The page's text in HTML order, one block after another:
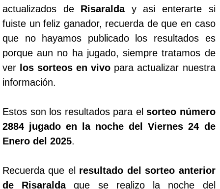
actualizados de Risaralday asi enterarte si
fuiste un feliz ganador, recuerda de que en caso
que no hayamos publicado los resultados es
porque aun no ha jugado, siempre tratamos de
ver los sorteos en vivo para actualizar nuestra
información.
Estos son los resultados para elsorteo número
2884 jugado en la noche del Viernes 24 de
Enero del 2025.
Recuerda que el resultado del sorteo anterior
de Risaraldaque se realizo la noche del